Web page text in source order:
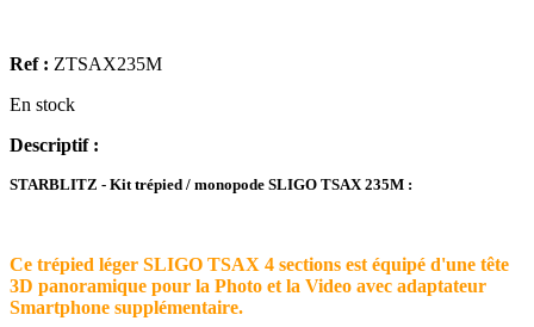
Ref : ZTSAX235M
En stock
Descriptif :
STARBLITZ - Kit trépied / monopode SLIGO TSAX 235M :
Ce trépied léger SLIGO TSAX 4 sections est équipé d'une tête
3D panoramique pour la Photo et la Video avec adaptateur
Smartphone supplémentaire.